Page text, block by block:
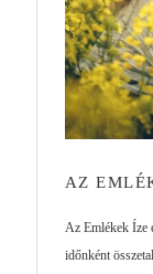
AZ
Az Emlékek Íze
időnként